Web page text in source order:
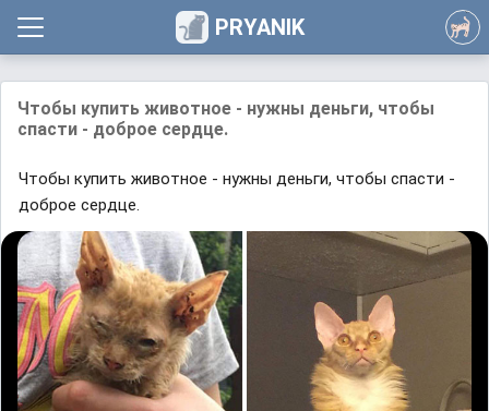
PRYANIK
Чтобы купить животное - нужны деньги, чтобы
спасти - доброе сердце.
Чтобы купить животное - нужны деньги, чтобы спасти -
доброе сердце.